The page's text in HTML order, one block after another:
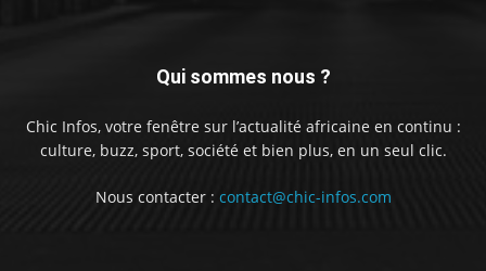
Qui sommes nous ?
Chic Infos, votre fenêtre sur l’actualité africaine en continu :
culture, buzz, sport, société et bien plus, en un seul clic.
Nous contacter : contact@chic-infos.com